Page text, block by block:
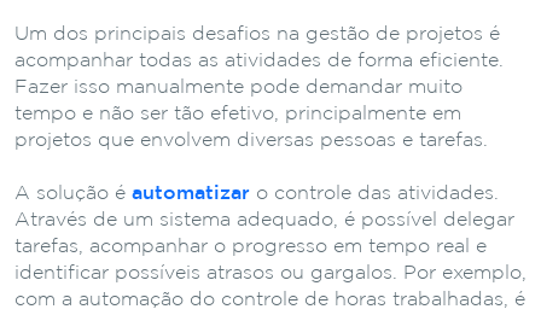
Um dos principais desafios na gestão de projetos é
acompanhar todas as atividades de forma eficiente.
Fazer isso manualmente pode demandar muito
tempo e não ser tão efetivo, principalmente em
projetos que envolvem diversas pessoas e tarefas.
A solução é automatizar o controle das atividades.
Através de um sistema adequado, é possível delegar
tarefas, acompanhar o progresso em tempo real e
identificar possíveis atrasos ou gargalos. Por exemplo,
com a automação do controle de horas trabalhadas, é